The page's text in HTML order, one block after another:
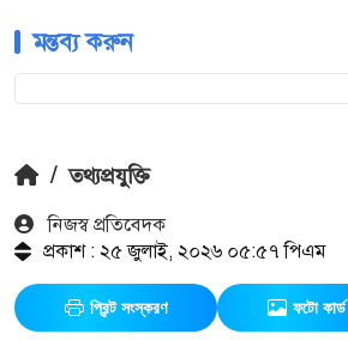
মন্তব্য করুন
/ তথ্যপ্রযুক্তি
নিজস্ব প্রতিবেদক
প্রকাশ : ২৫ জুলাই, ২০২৬ ০৫:৫৭ পিএম
প্রিন্ট সংস্করণ ফটো কার্ড